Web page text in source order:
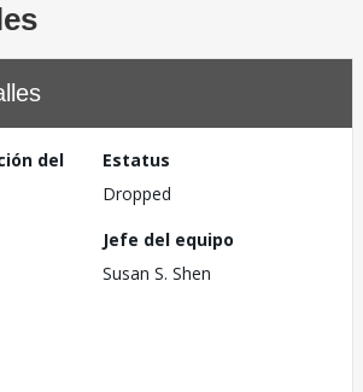
del
Estatus
Dropped
Jefe del equipo
Susan S. Shen